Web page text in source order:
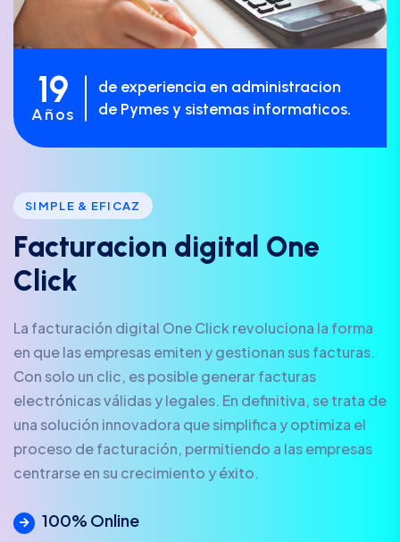
19
Años
de experiencia en administracion
de Pymes y sistemas informaticos.
SIMPLE & EFICAZ
Facturacion d igita One
C ick
La facturación digital One Click revoluciona la forma
en que las empresas emiten y gestionan sus facturas.
Con solo un clic, es posible generar facturas
electrónicas válidas y legales. En definitiva, se trata de
una solución innovadora que simplifica y optimiza el
proceso de facturación, permitiendo a las empresas
centrarse en su crecimiento y éxito.
100% Online